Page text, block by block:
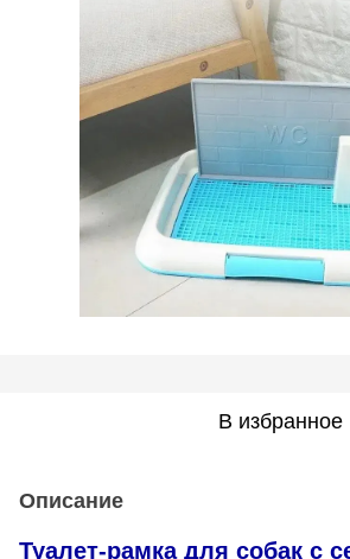
В избранное
Описание
Туалет-рамка для собак с